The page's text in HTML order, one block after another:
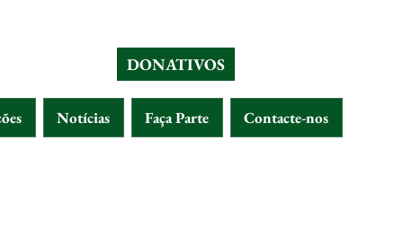
DONATIVOS
Notícias Faça Parte Contacte-nos